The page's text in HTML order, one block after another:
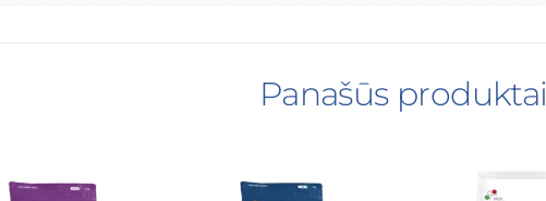
Panašūs produktai